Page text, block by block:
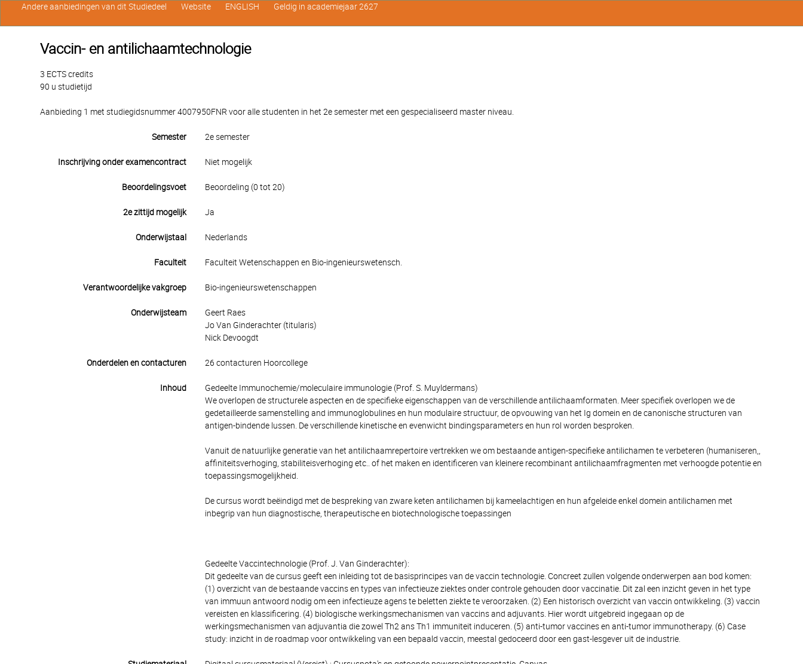
Vaccin- en antilichaamtechnologie
3 ECTS credits
90 u studietijd
Aanbieding 1 met studiegidsnummer 4007950FNR voor alle studenten in het 2e semester met een gespecialiseerd master niveau.
Semester 2e semester
Inschrijving onder examencontract Niet mogelijk
Beoordelingsvoet Beoordeling (0 tot 20)
2e zittijd mogelijk Ja
Onderwijstaal Nederlands
Faculteit Faculteit Wetenschappen en Bio-ingenieurswetensch.
Verantwoordelijke vakgroep Bio-ingenieurswetenschappen
Onderwijsteam
Geert Raes
Jo Van Ginderachter (titularis)
Nick Devoogdt
Onderdelen en contacturen 26 contacturen Hoorcollege
Inhoud
Gedeelte Immunochemie/moleculaire immunologie (Prof. S. Muyldermans)
We overlopen de structurele aspecten en de specifieke eigenschappen van de verschillende antilichaamformaten. Meer specifiek overlopen we de
gedetailleerde samenstelling and immunoglobulines en hun modulaire structuur, de opvouwing van het Ig domein en de canonische structuren van
antigen-bindende lussen. De verschillende kinetische en evenwicht bindingsparameters en hun rol worden besproken.
Vanuit de natuurlijke generatie van het antilichaamrepertoire vertrekken we om bestaande antigen-specifieke antilichamen te verbeteren (humaniseren,,
affiniteitsverhoging, stabiliteisverhoging etc.. of het maken en identificeren van kleinere recombinant antilichaamfragmenten met verhoogde potentie en
toepassingsmogelijkheid.
De cursus wordt beëindigd met de bespreking van zware keten antilichamen bij kameelachtigen en hun afgeleide enkel domein antilichamen met
inbegrip van hun diagnostische, therapeutische en biotechnologische toepassingen
Gedeelte Vaccintechnologie (Prof. J. Van Ginderachter):
Dit gedeelte van de cursus geeft een inleiding tot de basisprincipes van de vaccin technologie. Concreet zullen volgende onderwerpen aan bod komen:
(1) overzicht van de bestaande vaccins en types van infectieuze ziektes onder controle gehouden door vaccinatie. Dit zal een inzicht geven in het type
van immuun antwoord nodig om een infectieuze agens te beletten ziekte te veroorzaken. (2) Een historisch overzicht van vaccin ontwikkeling. (3) vaccin
vereisten en klassificering. (4) biologische werkingsmechanismen van vaccins and adjuvants. Hier wordt uitgebreid ingegaan op de
werkingsmechanismen van adjuvantia die zowel Th2 ans Th1 immuniteit induceren. (5) anti-tumor vaccines en anti-tumor immunotherapy. (6) Case
study: inzicht in de roadmap voor ontwikkeling van een bepaald vaccin, meestal gedoceerd door een gast-lesgever uit de industrie.
Andere aanbiedingen van dit Studiedeel Website ENGLISH Geldig in academiejaar 2627